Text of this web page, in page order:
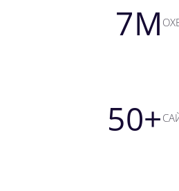
7M
50+